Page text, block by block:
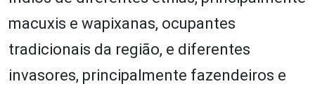
macuxis e wapixanas, ocupantes
tradicionais da região, e diferentes
invasores, principalmente fazendeiros e